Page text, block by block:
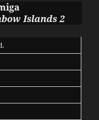
Islands 2